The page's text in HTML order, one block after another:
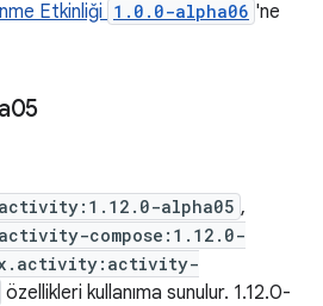
Etkinliği 1.0.0-alpha06 'ne
alpha05 ,
compose:1.12.0-
özellikleri kullanıma sunulur. 1.12.0-